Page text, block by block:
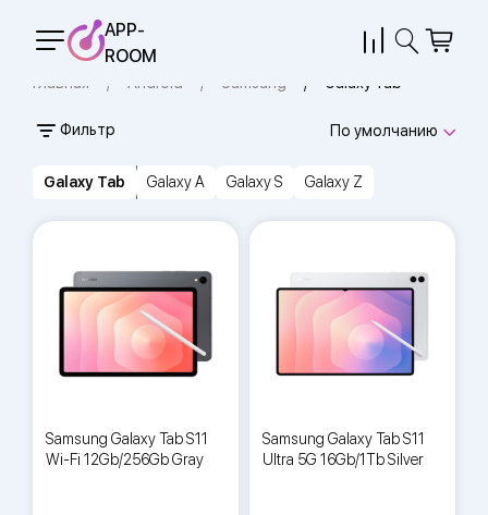
APP-
ROOM
Главная Android Samsung Galaxy Tab
Galaxy Tab Galaxy A Galaxy S Galaxy Z
Фильтр По умолчанию
Samsung Galaxy Tab S11
Wi-Fi 12Gb/256Gb Gray
Samsung Galaxy Tab S11
Ultra 5G 16Gb/1Tb Silver